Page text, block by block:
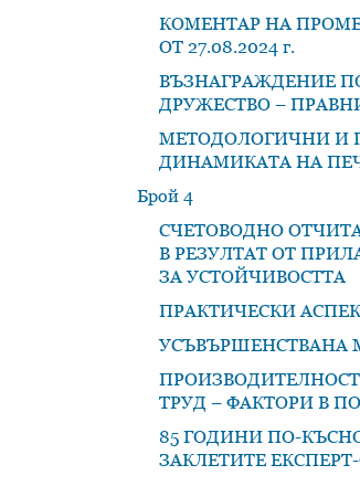
КОМЕНТАР НА
ОТ 27.08.2024 г.
ВЪЗНАГРАЖДЕНИЕ
ДРУЖЕСТВО –
МЕТОДОЛОГИЧНИ И
ДИНАМИКАТА НА
Брой 4
СЧЕТОВОДНО
В РЕЗУЛТАТ ОТ
ЗА УСТОЙЧИВОСТТА
ПРАКТИЧЕСКИ
УСЪВЪРШЕНСТВАНА
ТРУД – ФАКТОРИ В
85 ГОДИНИ ПО-
ЗАКЛЕТИТЕ